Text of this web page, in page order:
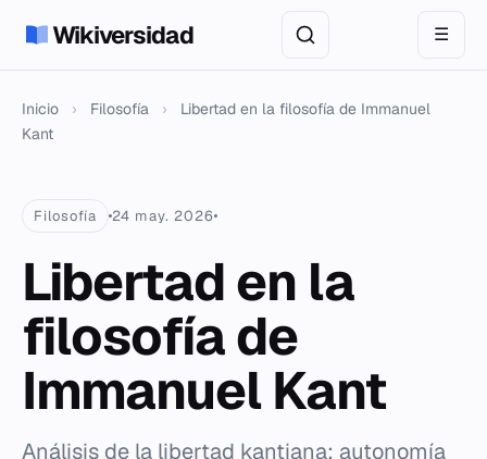
Wikiversidad ☰
Inicio › Filosofía ›
Libertad en la filosofía de Immanuel
Kant
Filosofía 24 may. 2026
Libertad en la
filosofía de
Immanuel Kant
Análisis de la libertad kantiana: autonomía